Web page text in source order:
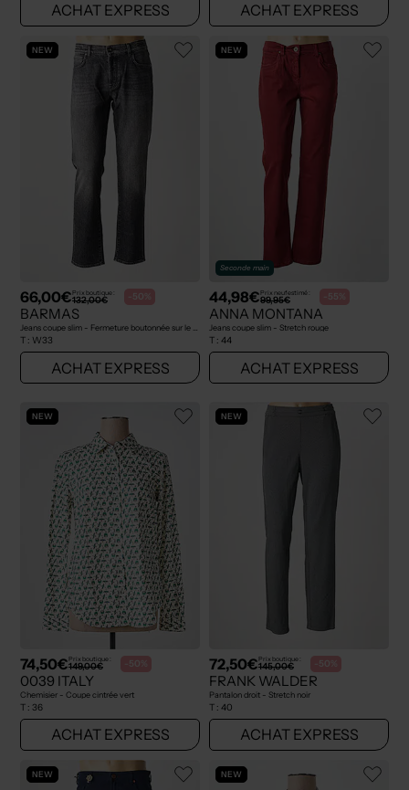
ACHAT EXPRESS ACHAT EXPRESS
NEW
66,00€Prix boutique :
132,00€ -50%
BARMAS
T : W33
ACHAT EXPRESS
NEW
Seconde main
44,98€Prix neuf estimé :
99,95€ -55%
ANNA MONTANA
Jeans coupe slim - Stretch rouge
T : 44
ACHAT EXPRESS
NEW
74,50€Prix boutique :
149,00€ -50%
0039 ITALY
Chemisier - Coupe cintrée vert
T : 36
ACHAT EXPRESS
NEW
72,50€Prix boutique :
145,00€ -50%
FRANK WALDER
Pantalon droit - Stretch noir
T : 40
ACHAT EXPRESS
NEW NEW